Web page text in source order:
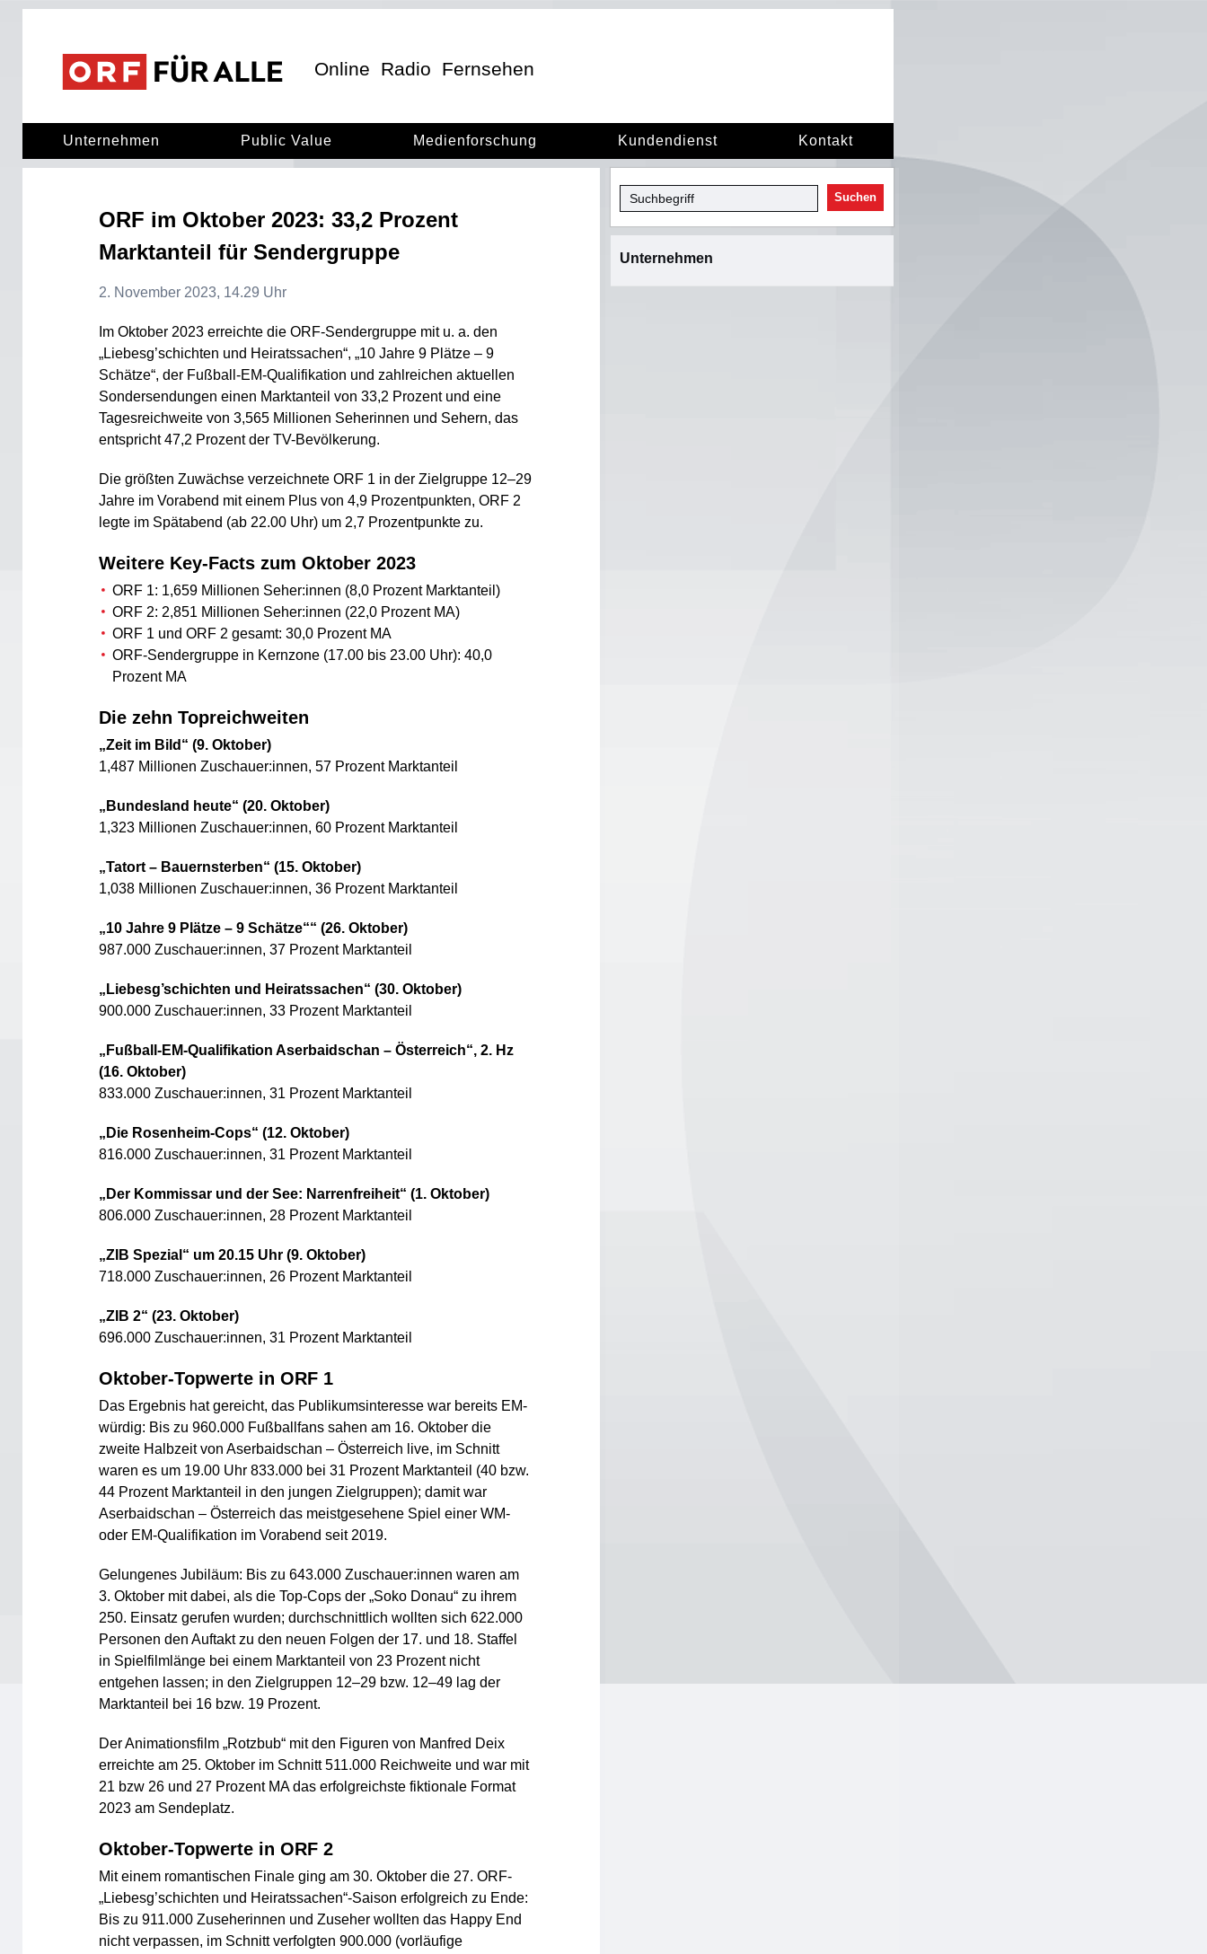
ORF für Alle
ORF für alle Online Radio Fernsehen
Unternehmen Public Value Medienforschung Kundendienst Kontakt
ORF im Oktober 2023: 33,2 Prozent
Marktanteil für Sendergruppe
2. November 2023, 14.29 Uhr
Im Oktober 2023 erreichte die ORF-Sendergruppe mit u. a. den
„Liebesg’schichten und Heiratssachen“, „10 Jahre 9 Plätze – 9
Schätze“, der Fußball-EM-Qualifikation und zahlreichen aktuellen
Sondersendungen einen Marktanteil von 33,2 Prozent und eine
Tagesreichweite von 3,565 Millionen Seherinnen und Sehern, das
entspricht 47,2 Prozent der TV-Bevölkerung.
Die größten Zuwächse verzeichnete ORF 1 in der Zielgruppe 12–29
Jahre im Vorabend mit einem Plus von 4,9 Prozentpunkten, ORF 2
legte im Spätabend (ab 22.00 Uhr) um 2,7 Prozentpunkte zu.
Weitere Key-Facts zum Oktober 2023
ORF 1: 1,659 Millionen Seher:innen (8,0 Prozent Marktanteil)
ORF 2: 2,851 Millionen Seher:innen (22,0 Prozent MA)
ORF 1 und ORF 2 gesamt: 30,0 Prozent MA
ORF-Sendergruppe in Kernzone (17.00 bis 23.00 Uhr): 40,0
Prozent MA
Die zehn Topreichweiten
„Zeit im Bild“ (9. Oktober)
1,487 Millionen Zuschauer:innen, 57 Prozent Marktanteil
„Bundesland heute“ (20. Oktober)
1,323 Millionen Zuschauer:innen, 60 Prozent Marktanteil
„Tatort – Bauernsterben“ (15. Oktober)
1,038 Millionen Zuschauer:innen, 36 Prozent Marktanteil
„10 Jahre 9 Plätze – 9 Schätze““ (26. Oktober)
987.000 Zuschauer:innen, 37 Prozent Marktanteil
„Liebesg’schichten und Heiratssachen“ (30. Oktober)
900.000 Zuschauer:innen, 33 Prozent Marktanteil
„Fußball-EM-Qualifikation Aserbaidschan – Österreich“, 2. Hz
(16. Oktober)
833.000 Zuschauer:innen, 31 Prozent Marktanteil
„Die Rosenheim-Cops“ (12. Oktober)
816.000 Zuschauer:innen, 31 Prozent Marktanteil
„Der Kommissar und der See: Narrenfreiheit“ (1. Oktober)
806.000 Zuschauer:innen, 28 Prozent Marktanteil
„ZIB Spezial“ um 20.15 Uhr (9. Oktober)
718.000 Zuschauer:innen, 26 Prozent Marktanteil
„ZIB 2“ (23. Oktober)
696.000 Zuschauer:innen, 31 Prozent Marktanteil
Oktober-Topwerte in ORF 1
Das Ergebnis hat gereicht, das Publikumsinteresse war bereits EM-
würdig: Bis zu 960.000 Fußballfans sahen am 16. Oktober die
zweite Halbzeit von Aserbaidschan – Österreich live, im Schnitt
waren es um 19.00 Uhr 833.000 bei 31 Prozent Marktanteil (40 bzw.
44 Prozent Marktanteil in den jungen Zielgruppen); damit war
Aserbaidschan – Österreich das meistgesehene Spiel einer WM-
oder EM-Qualifikation im Vorabend seit 2019.
Gelungenes Jubiläum: Bis zu 643.000 Zuschauer:innen waren am
3. Oktober mit dabei, als die Top-Cops der „Soko Donau“ zu ihrem
250. Einsatz gerufen wurden; durchschnittlich wollten sich 622.000
Personen den Auftakt zu den neuen Folgen der 17. und 18. Staffel
in Spielfilmlänge bei einem Marktanteil von 23 Prozent nicht
entgehen lassen; in den Zielgruppen 12–29 bzw. 12–49 lag der
Marktanteil bei 16 bzw. 19 Prozent.
Der Animationsfilm „Rotzbub“ mit den Figuren von Manfred Deix
erreichte am 25. Oktober im Schnitt 511.000 Reichweite und war mit
21 bzw 26 und 27 Prozent MA das erfolgreichste fiktionale Format
2023 am Sendeplatz.
Oktober-Topwerte in ORF 2
Mit einem romantischen Finale ging am 30. Oktober die 27. ORF-
„Liebesg’schichten und Heiratssachen“-Saison erfolgreich zu Ende:
Bis zu 911.000 Zuseherinnen und Zuseher wollten das Happy End
nicht verpassen, im Schnitt verfolgten 900.000 (vorläufige
Suchen
Unternehmen